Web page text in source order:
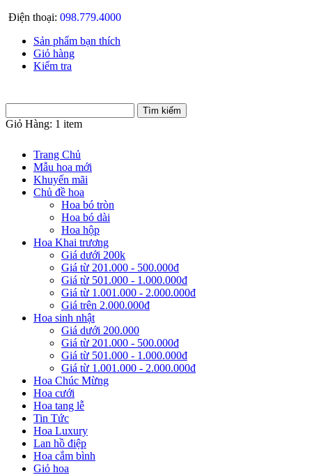
Điện thoại: 098.779.4000
Sản phẩm bạn thích
Giỏ hàng
Kiểm tra
Giỏ Hàng: 1 item
Trang Chủ
Mẫu hoa mới
Khuyến mãi
Chủ đề hoa
Hoa bó tròn
Hoa bó dài
Hoa hộp
Hoa Khai trương
Giá dưới 200k
Giá từ 201.000 - 500.000đ
Giá từ 501.000 - 1.000.000đ
Giá từ 1.001.000 - 2.000.000đ
Giá trên 2.000.000đ
Hoa sinh nhật
Giá dưới 200.000
Giá từ 201.000 - 500.000đ
Giá từ 501.000 - 1.000.000đ
Giá từ 1.001.000 - 2.000.000đ
Hoa Chúc Mừng
Hoa cưới
Hoa tang lễ
Tin Tức
Hoa Luxury
Lan hồ điệp
Hoa cắm bình
Giỏ hoa